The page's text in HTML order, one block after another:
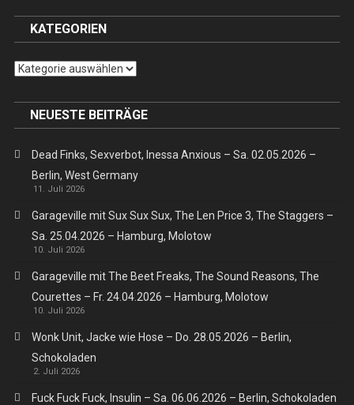
KATEGORIEN
Kategorien
NEUESTE BEITRÄGE
Dead Finks, Sexverbot, Inessa Anxious – Sa. 02.05.2026 –
Berlin, West Germany
11. Juli 2026
Garageville mit Sux Sux Sux, The Len Price 3, The Staggers –
Sa. 25.04.2026 – Hamburg, Molotow
10. Juli 2026
Garageville mit The Beet Freaks, The Sound Reasons, The
Courettes – Fr. 24.04.2026 – Hamburg, Molotow
10. Juli 2026
Wonk Unit, Jacke wie Hose – Do. 28.05.2026 – Berlin,
Schokoladen
2. Juli 2026
Fuck Fuck Fuck, Insulin – Sa. 06.06.2026 – Berlin, Schokoladen